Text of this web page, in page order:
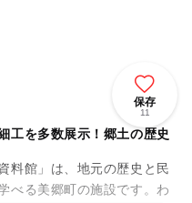
保存
11
工を多数展示！郷土の歴史
料館」は、地元の歴史と民
べる美郷町の施設です。わ